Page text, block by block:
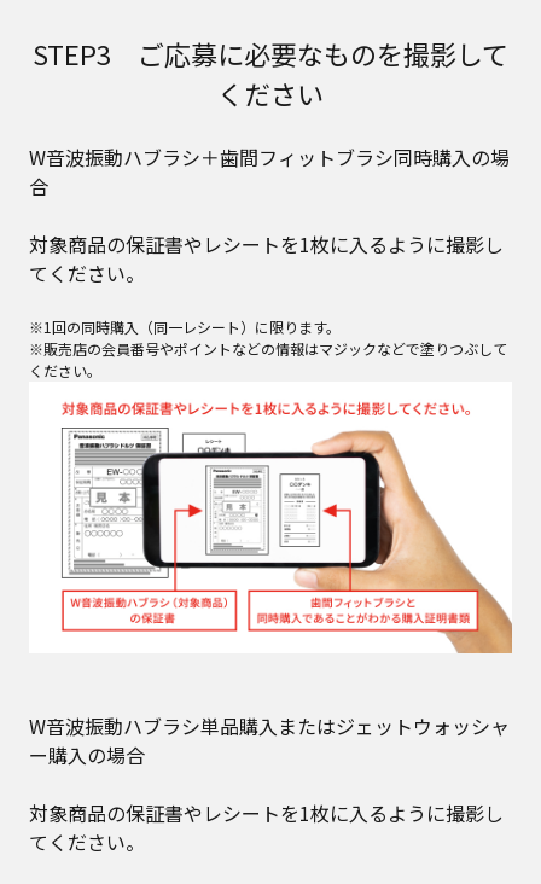
STEP3 ご応募に必要なものを撮影して
ください
W音波振動ハブラシ＋歯間フィットブラシ同時購入の場
合
対象商品の保証書やレシートを1枚に入るように撮影し
てください。​
※1回の同時購入（同一レシート）に限ります。
※販売店の会員番号やポイントなどの情報はマジックなどで塗りつぶして
ください。
W音波振動ハブラシ単品購入またはジェットウォッシャ
ー購入の場合
対象商品の保証書やレシートを1枚に入るように撮影し
てください。